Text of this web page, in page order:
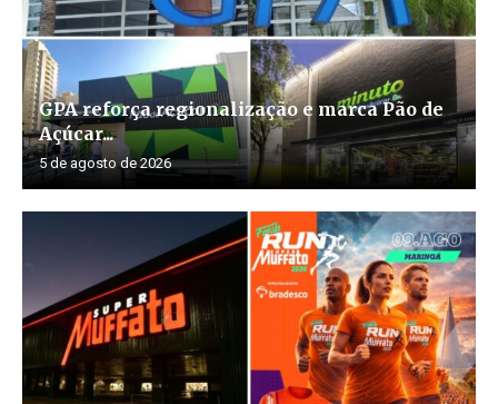
GPA reforça regionalização e marca Pão de
Açúcar...
5 de agosto de 2026